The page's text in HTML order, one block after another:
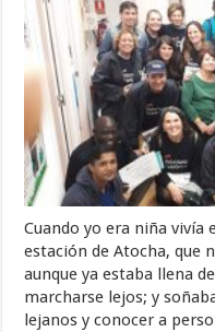
Cuando yo era niña vivía
estación de Atocha, que
aunque ya estaba llena
marcharse lejos; y
lejanos y conocer a